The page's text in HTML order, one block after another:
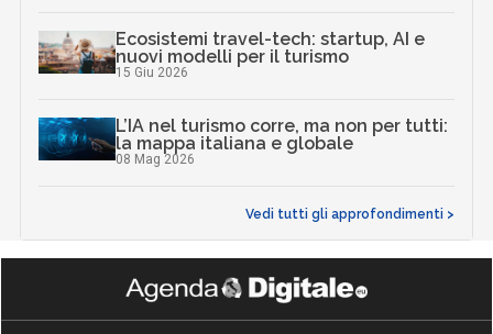
Ecosistemi travel-tech: startup, AI e
nuovi modelli per il turismo
15 Giu 2026
L’IA nel turismo corre, ma non per tutti:
la mappa italiana e globale
08 Mag 2026
Vedi tutti gli approfondimenti >